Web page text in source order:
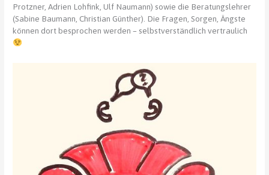
Protzner, Adrien Lohfink, Ulf Naumann) sowie die Beratungslehrer
(Sabine Baumann, Christian Günther). Die Fragen, Sorgen, Ängste
können dort besprochen werden – selbstverständlich vertraulich